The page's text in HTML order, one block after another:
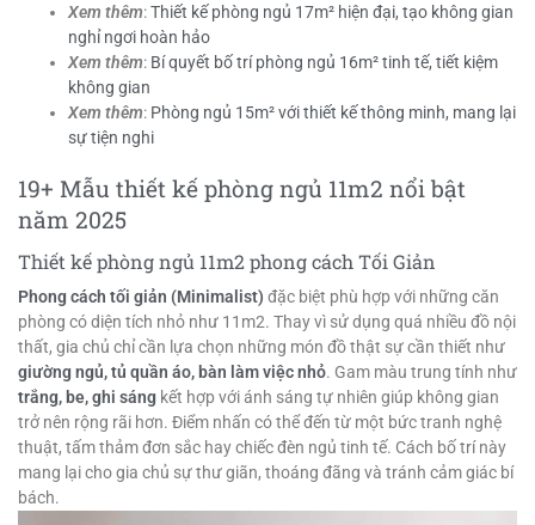
Xem thêm:Thiết kế phòng ngủ 17m² hiện đại, tạo không gian
nghỉ ngơi hoàn hảo
Xem thêm: Bí quyết bố trí phòng ngủ 16m² tinh tế, tiết kiệm
không gian
Xem thêm: Phòng ngủ 15m² với thiết kế thông minh, mang lại
sự tiện nghi
19+ Mẫu thiết kế phòng ngủ 11m2 nổi bật
năm 2025
Thiết kế phòng ngủ 11m2 phong cách Tối Giản
Phong cách tối giản (Minimalist) đặc biệt phù hợp với những căn
phòng có diện tích nhỏ như 11m2. Thay vì sử dụng quá nhiều đồ nội
thất, gia chủ chỉ cần lựa chọn những món đồ thật sự cần thiết như
giường ngủ, tủ quần áo, bàn làm việc nhỏ. Gam màu trung tính như
trắng, be, ghi sáng kết hợp với ánh sáng tự nhiên giúp không gian
trở nên rộng rãi hơn. Điểm nhấn có thể đến từ một bức tranh nghệ
thuật, tấm thảm đơn sắc hay chiếc đèn ngủ tinh tế. Cách bố trí này
mang lại cho gia chủ sự thư giãn, thoáng đãng và tránh cảm giác bí
bách.